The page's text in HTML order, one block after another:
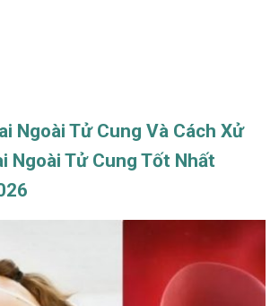
Ngoài Tử Cung Và Cách Xử
Ngoài Tử Cung Tốt Nhất